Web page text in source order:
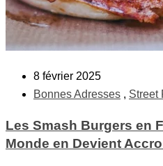
8 février 2025
Bonnes Adresses , Street
Les Smash Burgers en
Monde en Devient